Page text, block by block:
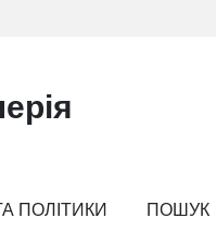
ПОЛІТИКИ ПОШУК